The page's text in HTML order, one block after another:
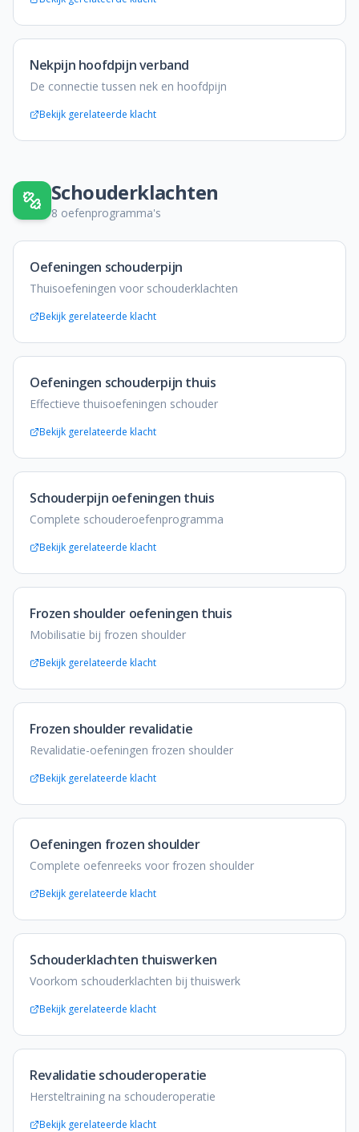
Nekpijn hoofdpijn verband
De connectie tussen nek en hoofdpijn
Bekijk gerelateerde klacht
Schouderklachten
8 oefenprogramma's
Oefeningen schouderpijn
Thuisoefeningen voor schouderklachten
Bekijk gerelateerde klacht
Oefeningen schouderpijn thuis
Effectieve thuisoefeningen schouder
Bekijk gerelateerde klacht
Schouderpijn oefeningen thuis
Complete schouderoefenprogramma
Bekijk gerelateerde klacht
Frozen shoulder oefeningen thuis
Mobilisatie bij frozen shoulder
Bekijk gerelateerde klacht
Frozen shoulder revalidatie
Revalidatie-oefeningen frozen shoulder
Bekijk gerelateerde klacht
Oefeningen frozen shoulder
Complete oefenreeks voor frozen shoulder
Bekijk gerelateerde klacht
Schouderklachten thuiswerken
Voorkom schouderklachten bij thuiswerk
Bekijk gerelateerde klacht
Revalidatie schouderoperatie
Hersteltraining na schouderoperatie
Bekijk gerelateerde klacht